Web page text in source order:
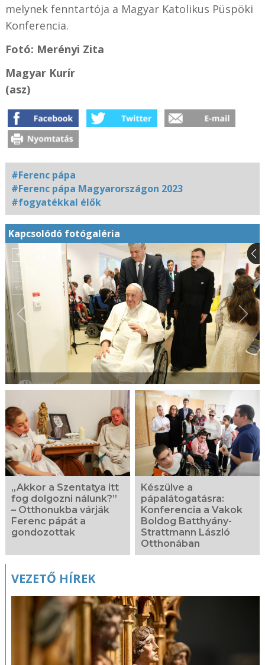
melynek fenntartója a Magyar Katolikus Püspöki
Konferencia.
Fotó: Merényi Zita
Magyar Kurír
(asz)
#Ferenc pápa
#Ferenc pápa Magyarországon 2023
#fogyatékkal élők
Kapcsolódó fotógaléria
„Akkor a Szentatya itt
fog dolgozni nálunk?”
– Otthonukba várják
Ferenc pápát a
gondozottak
Készülve a
pápalátogatásra:
Konferencia a Vakok
Boldog Batthyány-
Strattmann László
Otthonában
VEZETŐ HÍREK